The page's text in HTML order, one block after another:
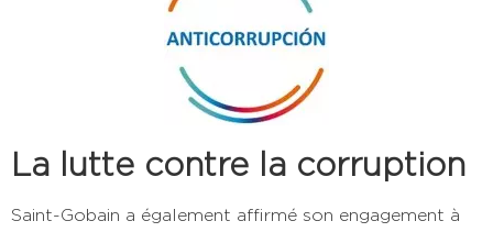
La lutte contre la corruption
Saint-Gobain a également affirmé son engagement à